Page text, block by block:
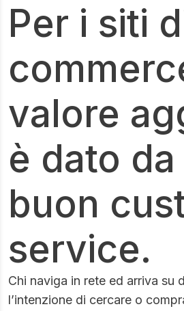
Per i siti
valore
è dato da
buon
service.
Chi naviga in rete ed arriva su
l’intenzione di cercare o